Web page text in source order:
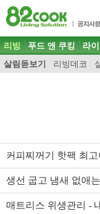
목차
주메뉴 바로가기
컨텐츠 바로가기
검색 바로가기
로그인 바로가기
주메뉴
리빙
살림돋보기 리빙데코
푸드 앤 쿠킹 라
커피찌꺼기 핫팩 최
생선 굽고 냄새 없애
매트리스 위생관리 -